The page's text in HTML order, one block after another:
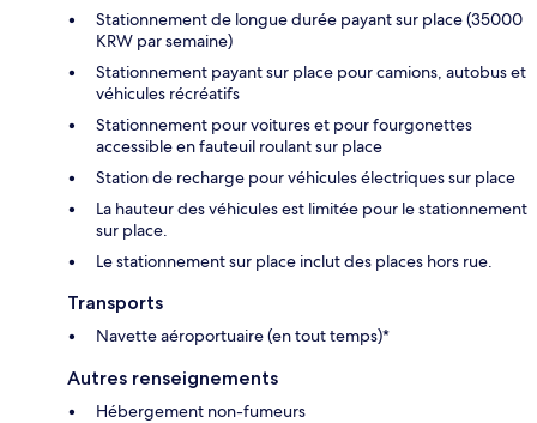
Stationnement de longue durée payant sur place (35000
KRW par semaine)
Stationnement payant sur place pour camions, autobus et
véhicules récréatifs
Stationnement pour voitures et pour fourgonettes
accessible en fauteuil roulant sur place
Station de recharge pour véhicules électriques sur place
La hauteur des véhicules est limitée pour le stationnement
sur place.
Le stationnement sur place inclut des places hors rue.
Transports
Navette aéroportuaire (en tout temps)*
Autres renseignements
Hébergement non-fumeurs